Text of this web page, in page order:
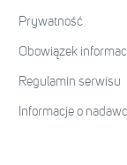
Prywatność
Obowiązek
Regulamin serwisu
Informacje o